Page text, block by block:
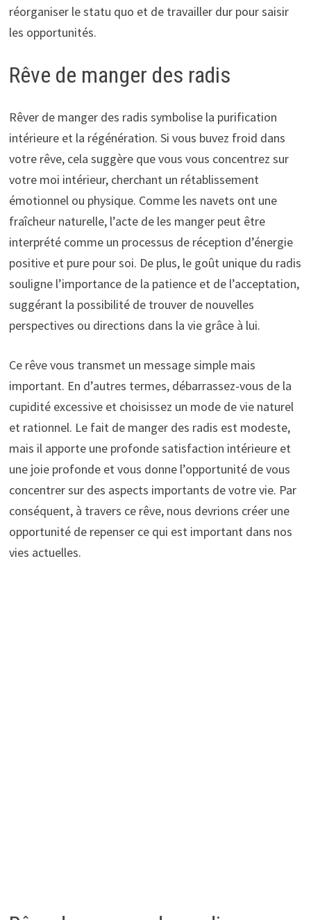
réorganiser le statu quo et de travailler dur pour saisir
les opportunités.
Rêve de manger des radis
Rêver de manger des radis symbolise la purification
intérieure et la régénération. Si vous buvez froid dans
votre rêve, cela suggère que vous vous concentrez sur
votre moi intérieur, cherchant un rétablissement
émotionnel ou physique. Comme les navets ont une
fraîcheur naturelle, l’acte de les manger peut être
interprété comme un processus de réception d’énergie
positive et pure pour soi. De plus, le goût unique du radis
souligne l’importance de la patience et de l’acceptation,
suggérant la possibilité de trouver de nouvelles
perspectives ou directions dans la vie grâce à lui.
Ce rêve vous transmet un message simple mais
important. En d’autres termes, débarrassez-vous de la
cupidité excessive et choisissez un mode de vie naturel
et rationnel. Le fait de manger des radis est modeste,
mais il apporte une profonde satisfaction intérieure et
une joie profonde et vous donne l’opportunité de vous
concentrer sur des aspects importants de votre vie. Par
conséquent, à travers ce rêve, nous devrions créer une
opportunité de repenser ce qui est important dans nos
vies actuelles.